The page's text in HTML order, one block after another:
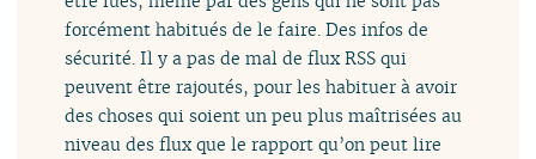
forcément habitués de le faire. Des infos de
sécurité. Il y a pas de mal de flux RSS qui
peuvent être rajoutés, pour les habituer à avoir
des choses qui soient un peu plus maîtrisées au
niveau des flux que le rapport qu’on peut lire